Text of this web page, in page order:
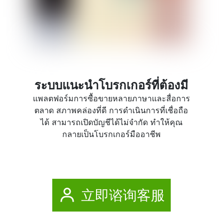
ระบบแนะนำโบรกเกอร์ที่ต้องมี
แพลตฟอร์มการซื้อขายหลายภาษาและสื่อการ
ตลาด สภาพคล่องที่ดี การดำเนินการที่เชื่อถือ
ได้ สามารถเปิดบัญชีได้ไม่จำกัด ทำให้คุณ
กลายเป็นโบรกเกอร์มืออาชีพ
立即谘询客服